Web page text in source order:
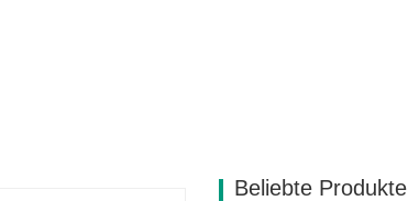
Beliebte Produkte